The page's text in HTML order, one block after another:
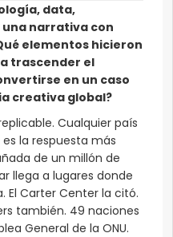
data,
narrativa con
elementos hicieron
trascender el
en un caso
creativa global?
Cualquier país
la respuesta más
de un millón de
llega a lugares donde
El Carter Center la citó.
también. 49 naciones
General de la ONU.